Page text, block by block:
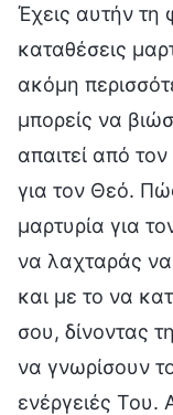
Έχεις αυτήν τη
καταθέσεις
ακόμη
μπορείς να
απαιτεί από
για τον Θεό.
μαρτυρία για
να λαχταράς
και με το να
σου, δίνοντας
να γνωρίσουν
ενέργειές Του.